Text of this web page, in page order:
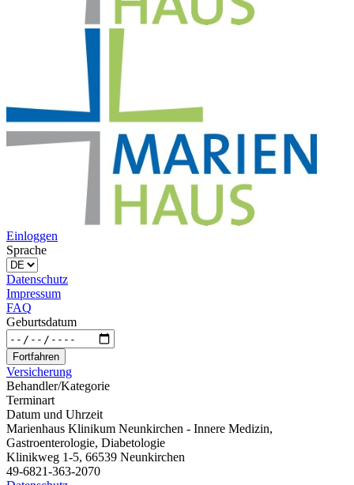
Einloggen
Sprache
Datenschutz
Impressum
FAQ
Geburtsdatum
Fortfahren
Versicherung
Behandler/Kategorie
Terminart
Datum und Uhrzeit
Marienhaus Klinikum Neunkirchen - Innere Medizin,
Gastroenterologie, Diabetologie
Klinikweg 1-5, 66539 Neunkirchen
49-6821-363-2070